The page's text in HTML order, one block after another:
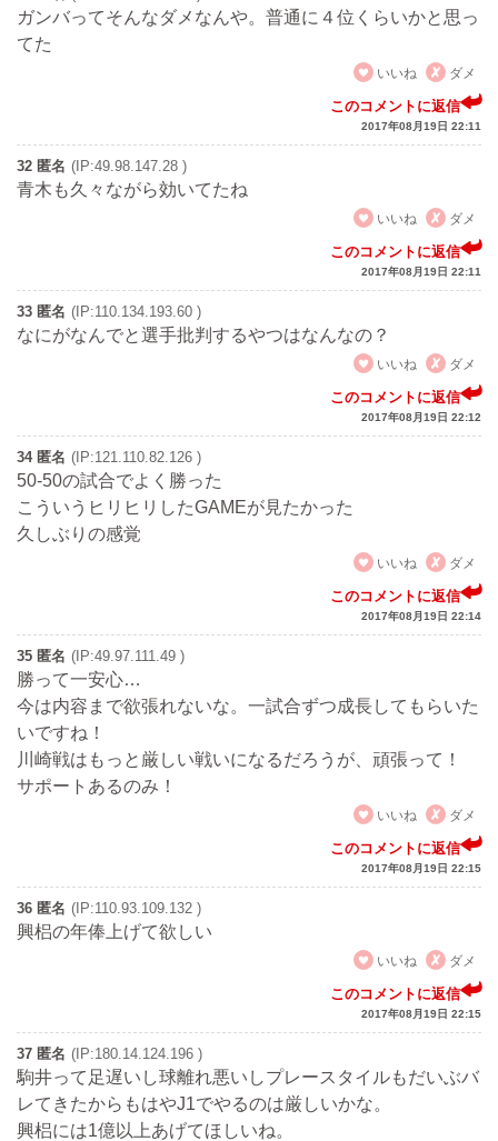
ガンバってそんなダメなんや。普通に４位くらいかと思っ
てた
いいね
ダメ
このコメントに返信
2017年08月19日 22:11
32 匿名 (IP:49.98.147.28 )
青木も久々ながら効いてたね
いいね
ダメ
このコメントに返信
2017年08月19日 22:11
33 匿名 (IP:110.134.193.60 )
なにがなんでと選手批判するやつはなんなの？
いいね
ダメ
このコメントに返信
2017年08月19日 22:12
34 匿名 (IP:121.110.82.126 )
50-50の試合でよく勝った
こういうヒリヒリしたGAMEが見たかった
久しぶりの感覚
いいね
ダメ
このコメントに返信
2017年08月19日 22:14
35 匿名 (IP:49.97.111.49 )
勝って一安心…
今は内容まで欲張れないな。一試合ずつ成長してもらいた
いですね！
川崎戦はもっと厳しい戦いになるだろうが、頑張って！
サポートあるのみ！
いいね
ダメ
このコメントに返信
2017年08月19日 22:15
36 匿名 (IP:110.93.109.132 )
興梠の年俸上げて欲しい
いいね
ダメ
このコメントに返信
2017年08月19日 22:15
37 匿名 (IP:180.14.124.196 )
駒井って足遅いし球離れ悪いしプレースタイルもだいぶバ
レてきたからもはやJ1でやるのは厳しいかな。
興梠には1億以上あげてほしいね。